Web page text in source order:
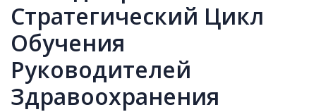
Стратегический Цикл
Обучения
Руководителей
Здравоохранения